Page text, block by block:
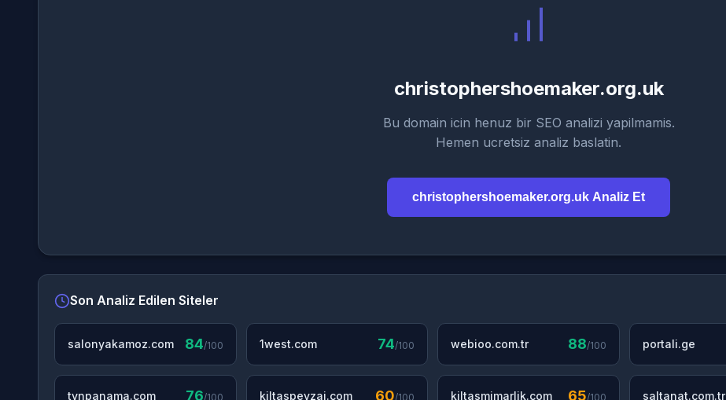
christophershoemaker.org.uk
Bu domain icin henuz bir SEO analizi yapilmamis.
Hemen ucretsiz analiz baslatin.
christophershoemaker.org.uk Analiz Et
Son Analiz Edilen Siteler
salonyakamoz.com 84/100 1west.com 74/100 webioo.com.tr 88/100 portali.ge
tynpanama.com 76/100 kiltaspeyzaj.com 60/100 kiltasmimarlik.com 65/100 saltanat.com.tr